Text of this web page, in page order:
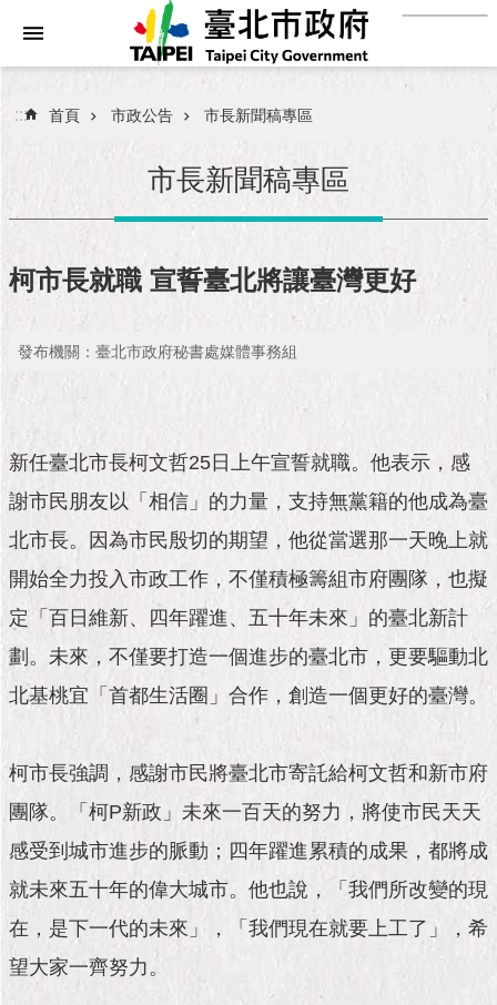
跳到主要內容區塊
進
搜
民
服
隊
市
公
告
施
政
景
果
市
政
料
館
發
::: 首頁 市政公告 市長新聞稿專區
市長新聞稿專區
柯市長就職 宣誓臺北將讓臺灣更好
發布機關：臺北市政府秘書處媒體事務組
新任臺北市長柯文哲25日上午宣誓就職。他表示，感
謝市民朋友以「相信」的力量，支持無黨籍的他成為臺
北市長。因為市民殷切的期望，他從當選那一天晚上就
開始全力投入市政工作，不僅積極籌組市府團隊，也擬
定「百日維新、四年躍進、五十年未來」的臺北新計
劃。未來，不僅要打造一個進步的臺北市，更要驅動北
北基桃宜「首都生活圈」合作，創造一個更好的臺灣。
柯市長強調，感謝市民將臺北市寄託給柯文哲和新市府
團隊。「柯P新政」未來一百天的努力，將使市民天天
感受到城市進步的脈動；四年躍進累積的成果，都將成
就未來五十年的偉大城市。他也說，「我們所改變的現
在，是下一代的未來」，「我們現在就要上工了」，希
望大家一齊努力。